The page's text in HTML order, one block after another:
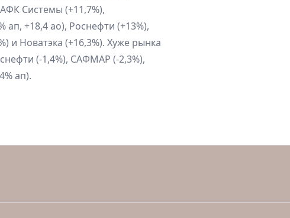
Системы (+11,7%),
ап, +18,4 ао), Роснефти (+13%),
и Новатэка (+16,3%). Хуже рынка
(-1,4%), САФМАР (-2,3%),
ап).